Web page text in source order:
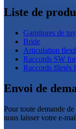
Liste de
Garnitures de
Bride
Articulation
Raccords SW
Raccords filetés
Envoi de
Pour toute demande
nous laisser votre e-